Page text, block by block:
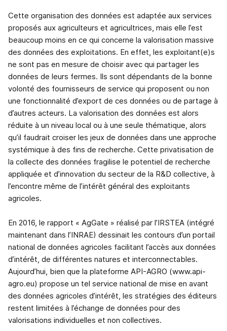
Cette organisation des données est adaptée aux services
proposés aux agriculteurs et agricultrices, mais elle l’est
beaucoup moins en ce qui concerne la valorisation massive
des données des exploitations. En effet, les exploitant(e)s
ne sont pas en mesure de choisir avec qui partager les
données de leurs fermes. Ils sont dépendants de la bonne
volonté des fournisseurs de service qui proposent ou non
une fonctionnalité d’export de ces données ou de partage à
d’autres acteurs. La valorisation des données est alors
réduite à un niveau local ou à une seule thématique, alors
qu’il faudrait croiser les jeux de données dans une approche
systémique à des fins de recherche. Cette privatisation de
la collecte des données fragilise le potentiel de recherche
appliquée et d’innovation du secteur de la R&D collective, à
l’encontre même de l’intérêt général des exploitants
agricoles.
En 2016, le rapport « AgGate » réalisé par l’IRSTEA (intégré
maintenant dans l’INRAE) dessinait les contours d’un portail
national de données agricoles facilitant l’accès aux données
d’intérêt, de différentes natures et interconnectables.
Aujourd’hui, bien que la plateforme API-AGRO (www.api-
agro.eu) propose un tel service national de mise en avant
des données agricoles d’intérêt, les stratégies des éditeurs
restent limitées à l’échange de données pour des
valorisations individuelles et non collectives.